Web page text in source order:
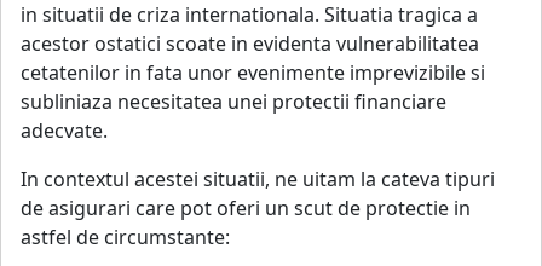
in situatii de criza internationala. Situatia tragica a
acestor ostatici scoate in evidenta vulnerabilitatea
cetatenilor in fata unor evenimente imprevizibile si
subliniaza necesitatea unei protectii financiare
adecvate.
In contextul acestei situatii, ne uitam la cateva tipuri
de asigurari care pot oferi un scut de protectie in
astfel de circumstante: